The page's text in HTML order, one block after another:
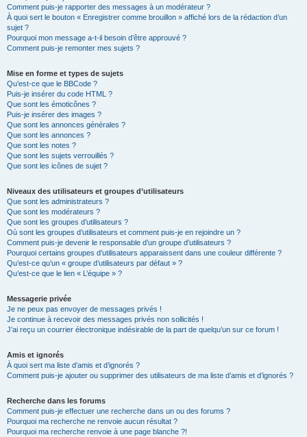
Comment puis-je rapporter des messages à un modérateur ?
À quoi sert le bouton « Enregistrer comme brouillon » affiché lors de la rédaction d’un
sujet ?
Pourquoi mon message a-t-il besoin d’être approuvé ?
Comment puis-je remonter mes sujets ?
Mise en forme et types de sujets
Qu’est-ce que le BBCode ?
Puis-je insérer du code HTML ?
Que sont les émoticônes ?
Puis-je insérer des images ?
Que sont les annonces générales ?
Que sont les annonces ?
Que sont les notes ?
Que sont les sujets verrouillés ?
Que sont les icônes de sujet ?
Niveaux des utilisateurs et groupes d’utilisateurs
Que sont les administrateurs ?
Que sont les modérateurs ?
Que sont les groupes d’utilisateurs ?
Où sont les groupes d’utilisateurs et comment puis-je en rejoindre un ?
Comment puis-je devenir le responsable d’un groupe d’utilisateurs ?
Pourquoi certains groupes d’utilisateurs apparaissent dans une couleur différente ?
Qu’est-ce qu’un « groupe d’utilisateurs par défaut » ?
Qu’est-ce que le lien « L’équipe » ?
Messagerie privée
Je ne peux pas envoyer de messages privés !
Je continue à recevoir des messages privés non sollicités !
J’ai reçu un courrier électronique indésirable de la part de quelqu’un sur ce forum !
Amis et ignorés
À quoi sert ma liste d’amis et d’ignorés ?
Comment puis-je ajouter ou supprimer des utilisateurs de ma liste d’amis et d’ignorés ?
Recherche dans les forums
Comment puis-je effectuer une recherche dans un ou des forums ?
Pourquoi ma recherche ne renvoie aucun résultat ?
Pourquoi ma recherche renvoie à une page blanche ?!